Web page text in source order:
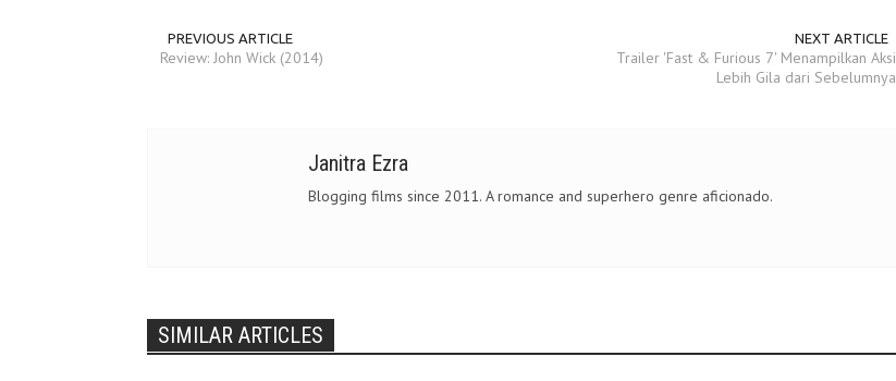
PREVIOUS ARTICLE
Review: John Wick (2014)
NEXT ARTICLE
Trailer 'Fast & Furious 7' Menampilkan Aksi
Lebih Gila dari Sebelumnya
Janitra Ezra
Blogging films since 2011. A romance and superhero genre aficionado.
SIMILAR ARTICLES